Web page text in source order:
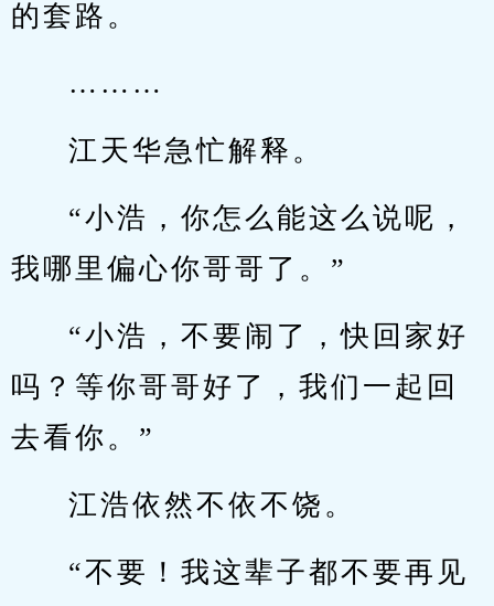
的套路。
………
江天华急忙解释。
“小浩，你怎么能这么说呢，
我哪里偏心你哥哥了。”
“小浩，不要闹了，快回家好
吗？等你哥哥好了，我们一起回
去看你。”
江浩依然不依不饶。
“不要！我这辈子都不要再见